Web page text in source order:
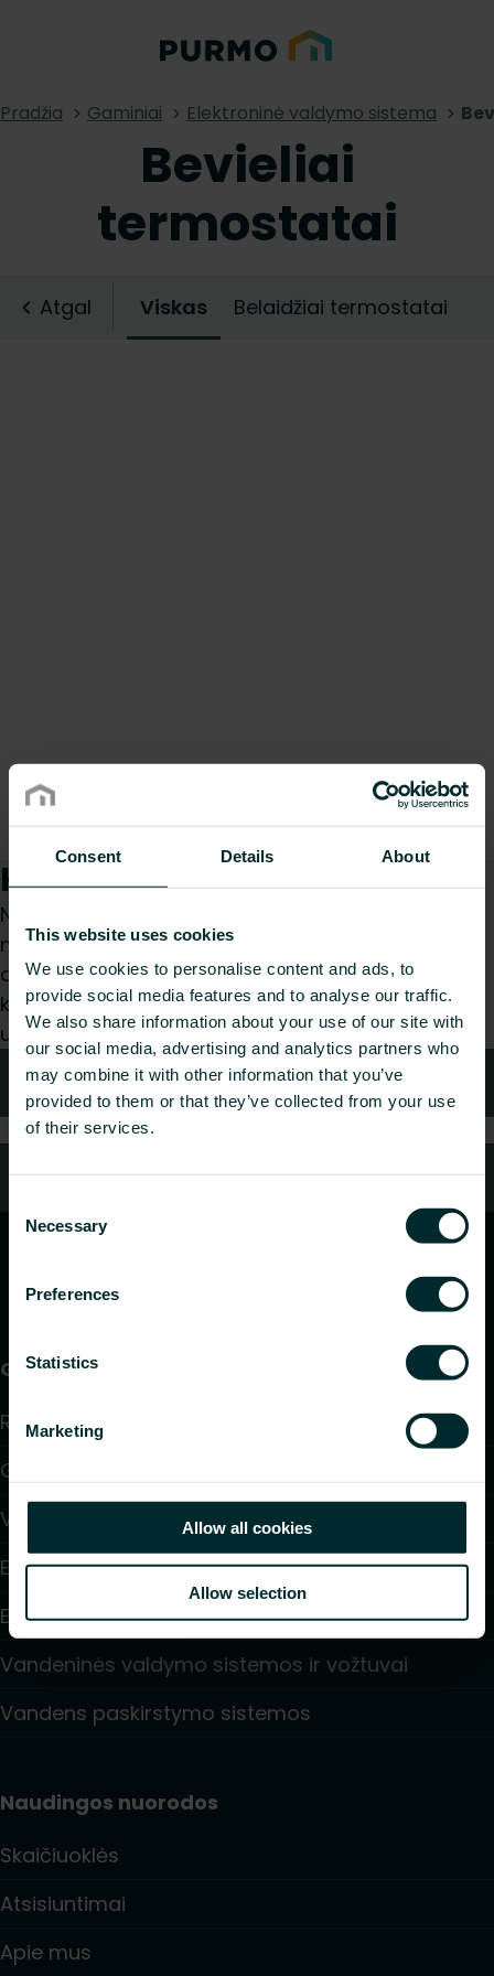
Consent Details About
This website uses cookies
We use cookies to personalise content and ads, to
provide social media features and to analyse our traffic.
We also share information about your use of our site with
our social media, advertising and analytics partners who
may combine it with other information that you’ve
provided to them or that they’ve collected from your use
of their services.
Selection
Necessary
Preferences
Statistics
Marketing
Allow all cookies
Allow selection
Pradžia Gaminiai Elektroninė valdymo sistema
Bevieliai
termostatai
Atgal Viskas Belaidžiai termostatai
Kaip galime Jums padėti?
Nesvarbu, ar esate specifikacijų rengėjas,
montuotojas, architektas, projektuotojas,
didmenininkas ar galutinis vartotojas, pasirinkite
kategoriją ir mes mielai išnagrinėsime jūsų
užklausą.
Kontaktai
DUK
Gaminiai
Radiatoriai ir rankšluosčių džiovintuvai
Grindinis šildymas ir aušinimas
Ventiliatoriniai konvektoriai
Elektrinis šildymas
Elektroninė valdymo sistema
Vandeninės valdymo sistemos ir vožtuvai
Vandens paskirstymo sistemos
Naudingos nuorodos
Skaičiuoklės
Atsisiuntimai
Apie mus